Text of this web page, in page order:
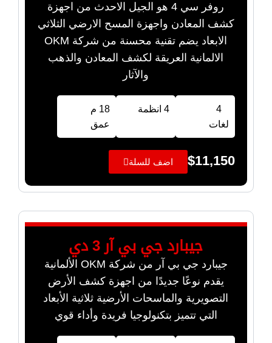
روفر سي 4 هو الجيل الاحدث من اجهزة
كشف المعادن واجهزة المسح الارضي الثلاثي
الابعاد يضم تقنية محسنة من شركة OKM
الالمانية العريقة لكشف المعادن والذهب
والآثار
4
لغات
4 انظمة
18 م
عمق
$11,150 اضف للسلة
جيبارد جي بي آر 3 دي
جيبارد جي بي آر من شركة OKM الألمانية
يقدم نوعًا جديدًا من اجهزة كشف الأرض
التصويرية والماسحات الأرضية ثلاثية الأبعاد
التي تتميز بتكنولوجيا فريدة وأداء قوي